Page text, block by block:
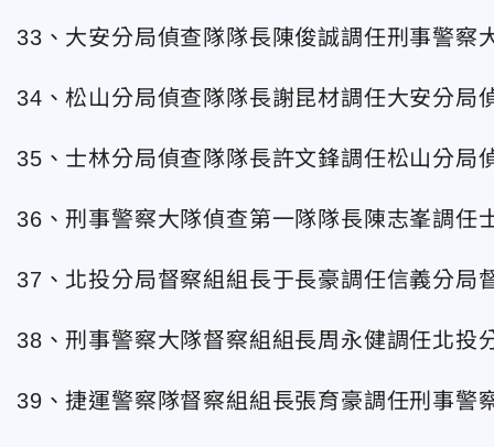
33、大安分局偵查隊隊長陳俊誠調任刑事警察
34、松山分局偵查隊隊長謝昆材調任大安分局
35、士林分局偵查隊隊長許文鋒調任松山分局
36、刑事警察大隊偵查第一隊隊長陳志峯調任
37、北投分局督察組組長于長豪調任信義分局
38、刑事警察大隊督察組組長周永健調任北投
39、捷運警察隊督察組組長張育豪調任刑事警